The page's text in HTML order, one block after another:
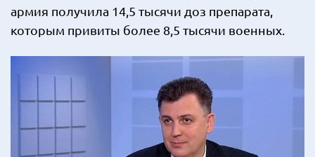
армия получила 14,5 тысячи доз препарата,
которым привиты более 8,5 тысячи военных.